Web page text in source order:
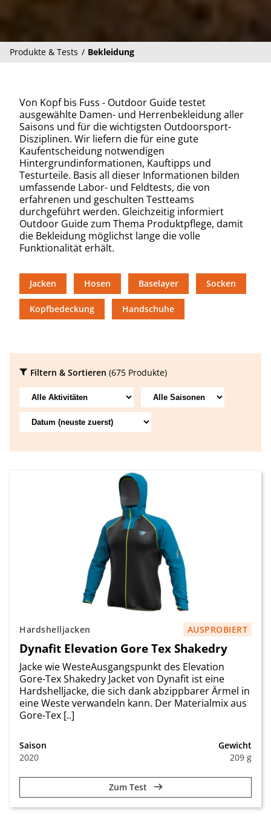
Produkte & Tests Bekleidung
Von Kopf bis Fuss - Outdoor Guide testet
ausgewählte Damen- und Herrenbekleidung aller
Saisons und für die wichtigsten Outdoorsport-
Disziplinen. Wir liefern die für eine gute
Kaufentscheidung notwendigen
Hintergrundinformationen, Kauftipps und
Testurteile. Basis all dieser Informationen bilden
umfassende Labor- und Feldtests, die von
erfahrenen und geschulten Testteams
durchgeführt werden. Gleichzeitig informiert
Outdoor Guide zum Thema Produktpflege, damit
die Bekleidung möglichst lange die volle
Funktionalität erhält.
Jacken Hosen Baselayer Socken
Kopfbedeckung Handschuhe
Filtern & Sortieren (675 Produkte)
Hardshelljacken AUSPROBIERT
Dynafit Elevation Gore Tex Shakedry
Jacke wie WesteAusgangspunkt des Elevation
Gore-Tex Shakedry Jacket von Dynafit ist eine
Hardshelljacke, die sich dank abzippbarer Ärmel in
eine Weste verwandeln kann. Der Materialmix aus
Gore-Tex [..]
Saison
2020
Gewicht
209 g
Zum Test